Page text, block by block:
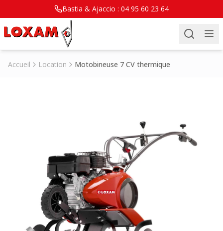
Bastia & Ajaccio : 04 95 60 23 64
Accueil Location Motobineuse 7 CV thermique